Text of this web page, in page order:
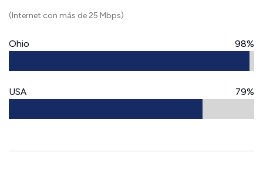
(Internet con más de 25 Mbps)
Ohio 98%
USA 79%